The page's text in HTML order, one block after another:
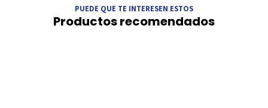
PUEDE QUE TE INTERESEN ESTOS
Productos recomendados